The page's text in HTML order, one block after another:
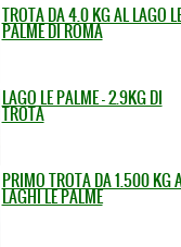
TROTA DA 4.0 KG AL LAGO
PALME DI ROMA
LAGO LE PALME - 2.9KG DI
TROTA
PRIMO TROTA DA 1.500 KG
LAGHI LE PALME